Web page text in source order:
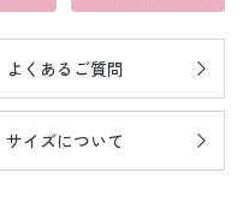
よくあるご質問
サイズについて